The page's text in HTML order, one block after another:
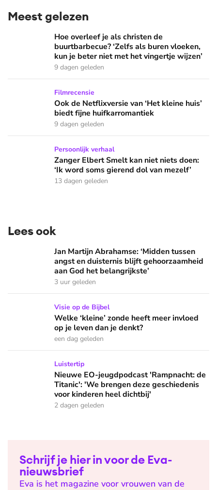
Meest gelezen
Hoe overleef je als christen de buurtbarbecue? ‘Zelfs als
Hoe overleef je als christen de
buurtbarbecue? ‘Zelfs als buren vloeken,
kun je beter niet met het vingertje wijzen’
9 dagen geleden
Ook de Netflixversie van ‘Het kleine huis’ biedt fijne
Filmrecensie
Ook de Netflixversie van ‘Het kleine huis’
biedt fijne huifkarromantiek
9 dagen geleden
Zanger Elbert Smelt kan niet niets doen: ‘Ik word soms
Persoonlijk verhaal
Zanger Elbert Smelt kan niet niets doen:
‘Ik word soms gierend dol van mezelf’
13 dagen geleden
Lees ook
Jan Martijn Abrahamse: ‘Midden tussen angst en
Jan Martijn Abrahamse: ‘Midden tussen
angst en duisternis blijft gehoorzaamheid
aan God het belangrijkste’
3 uur geleden
Welke ‘kleine’ zonde heeft meer invloed op je leven dan je
Visie op de Bijbel
Welke ‘kleine’ zonde heeft meer invloed
op je leven dan je denkt?
een dag geleden
Nieuwe EO-jeugdpodcast 'Rampnacht: de Titanic': 'We
Luistertip
Nieuwe EO-jeugdpodcast 'Rampnacht: de
Titanic': 'We brengen deze geschiedenis
voor kinderen heel dichtbij'
2 dagen geleden
Schrijf je hier in voor de Eva-
nieuwsbrief
Eva is het magazine voor vrouwen van de